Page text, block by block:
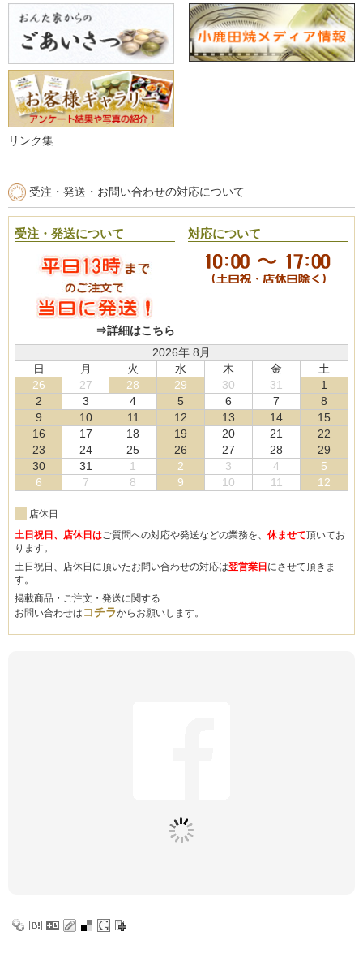
リンク集
受注・発送・お問い合わせの対応について
受注・発送について
⇒詳細はこちら
対応について
2026年 8月
日
月 火 水 木 金
土
26
27 28 29 30 31
1
2
3 4 5 6 7
8
9
10 11 12 13 14
15
16
17 18 19 20 21
22
23
24 25 26 27 28
29
30
31 1 2 3 4
5
6
7 8 9 10 11 12
店休日
土日祝日、店休日はご質問への対応や発送などの業務を、 休ませて頂いてお
ります。
土日祝日、店休日に頂いたお問い合わせの対応は翌営業日 にさせて頂きま
す。
掲載商品・ご注文・発送に関する
お問い合わせは コチラからお願いします。